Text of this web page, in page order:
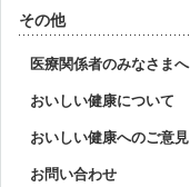
その他
医療関係者のみなさまへ
おいしい健康について
おいしい健康へのご意見
お問い合わせ